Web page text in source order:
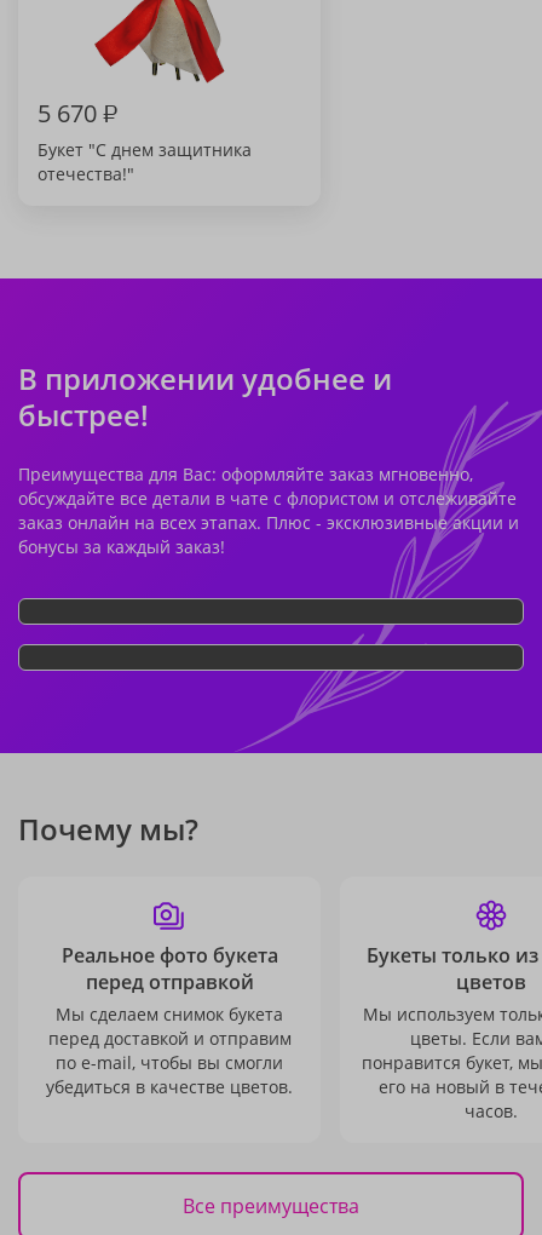
5 670₽
Букет "С днем защитника
отечества!"
В приложении удобнее и
быстрее!
Преимущества для Вас: оформляйте заказ мгновенно,
обсуждайте все детали в чате с флористом и отслеживайте
заказ онлайн на всех этапах. Плюс - эксклюзивные акции и
бонусы за каждый заказ!
Почему мы?
Реальное фото букета
перед отправкой
Мы сделаем снимок букета
перед доставкой и отправим
по e-mail, чтобы вы смогли
убедиться в качестве цветов.
Букеты только
цветов
Мы используем
цветы. Если
понравится букет,
его на новый в
часов.
Все преимущества